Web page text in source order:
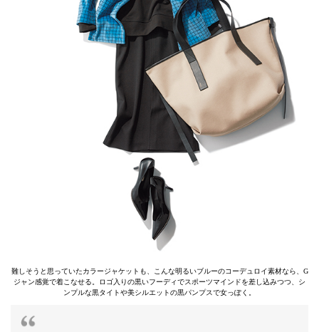
難しそうと思っていたカラージャケットも、こんな明るいブルーのコーデュロイ素材なら、G
ジャン感覚で着こなせる。ロゴ入りの黒いフーディでスポーツマインドを差し込みつつ、シ
ンプルな黒タイトや美シルエットの黒パンプスで女っぽく。